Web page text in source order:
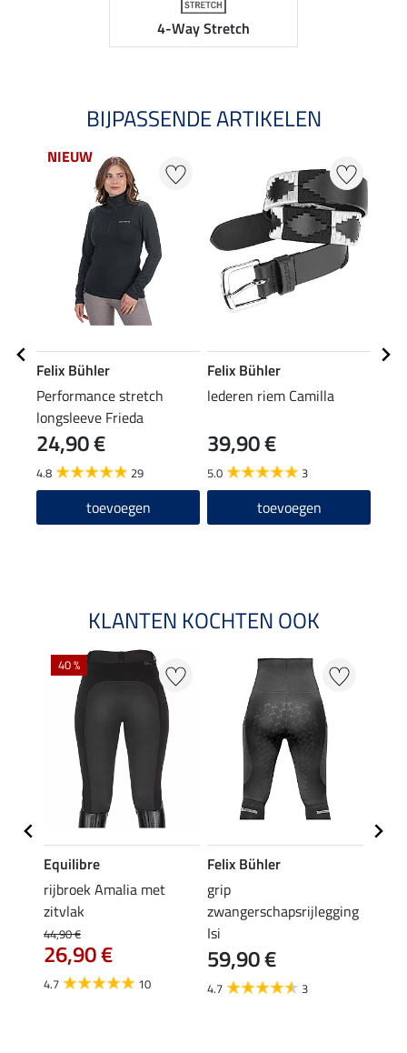
4-Way Stretch
BIJPASSENDE ARTIKELEN
NIEUW
Felix Bühler
Performance stretch
longsleeve Frieda
24,90 €
4.8 29
toevoegen
Felix Bühler
lederen riem Camilla
39,90 €
5.0 3
toevoegen
KLANTEN KOCHTEN OOK
40 %
Equilibre
rijbroek Amalia met
zitvlak
44,90 €
26,90 €
4.7 10
Felix Bühler
grip
zwangerschapsrijlegging
Isi
59,90 €
4.7 3